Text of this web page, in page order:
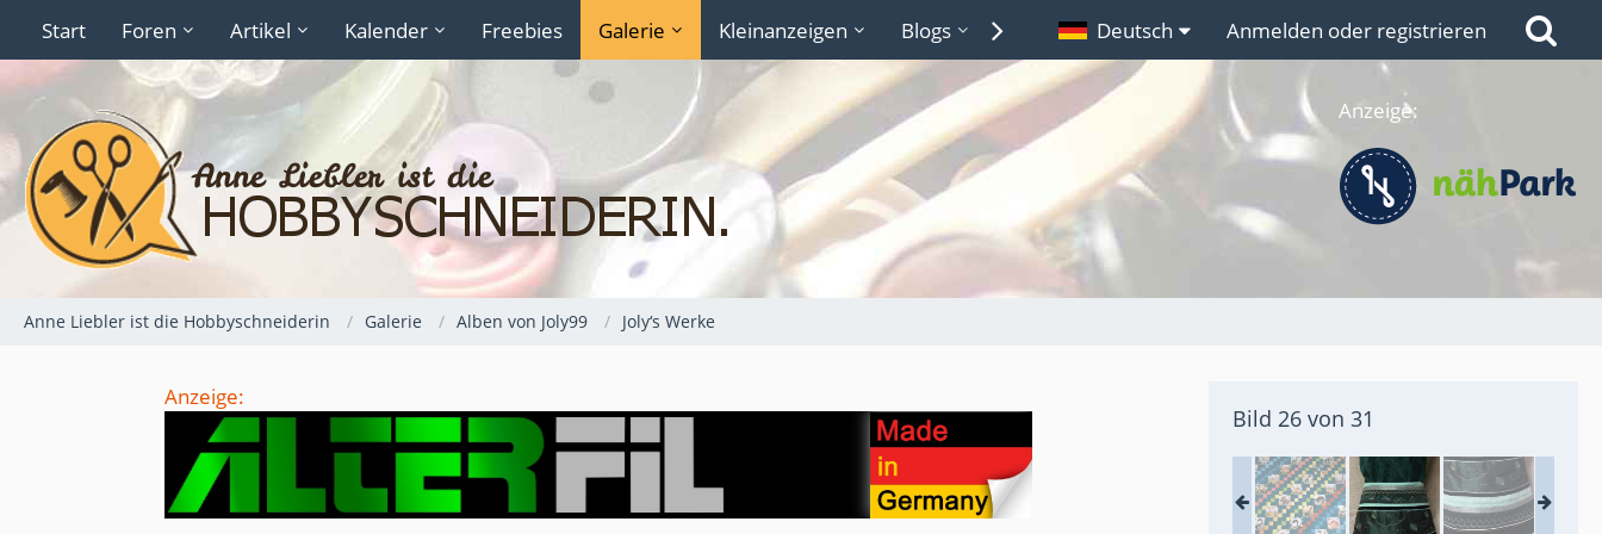
Start Foren Artikel Kalender Freebies Galerie Kleinanzeigen Blogs Lexikon Links
Deutsch Anmelden oder registrieren
Anzeige:
Anne Liebler ist die Hobbyschneiderin Galerie Alben von Joly99 Joly‘s Werke
Anzeige:
Bild 26 von 31